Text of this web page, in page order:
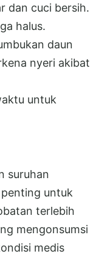
dan cuci bersih.
halus.
daun
nyeri akibat
untuk
suruhan
untuk
terlebih
mengonsumsi
medis